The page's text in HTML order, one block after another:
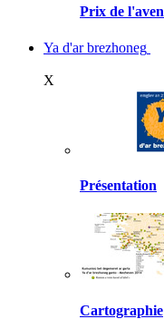
Prix de
Ya d'ar brezhoneg
X
Présentation
Cartographie